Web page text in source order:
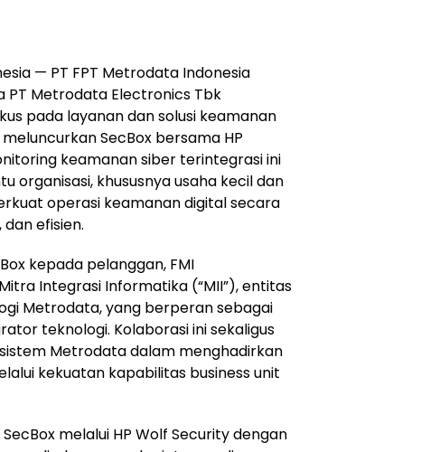
— PT FPT Metrodata Indonesia
PT Metrodata Electronics Tbk
pada layanan dan solusi keamanan
SecBox bersama HP
keamanan siber terintegrasi ini
organisasi, khususnya usaha kecil dan
operasi keamanan digital secara
efisien.
kepada pelanggan, FMI
Integrasi Informatika (“MII”), entitas
Metrodata, yang berperan sebagai
teknologi. Kolaborasi ini sekaligus
Metrodata dalam menghadirkan
kekuatan kapabilitas business unit
melalui HP Wolf Security dengan